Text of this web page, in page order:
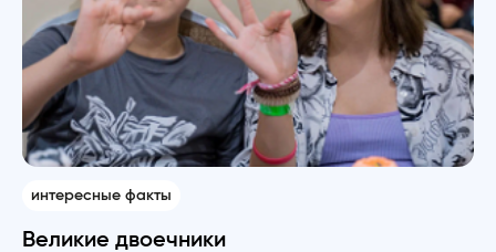
интересные факты
Великие двоечники